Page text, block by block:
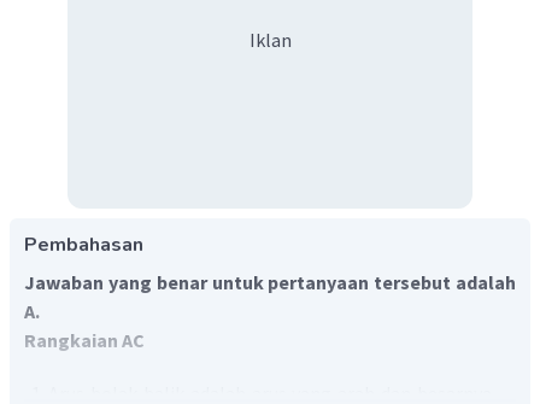
Iklan
Pembahasan
Jawaban yang benar untuk pertanyaan tersebut adalah
A.
Rangkaian AC